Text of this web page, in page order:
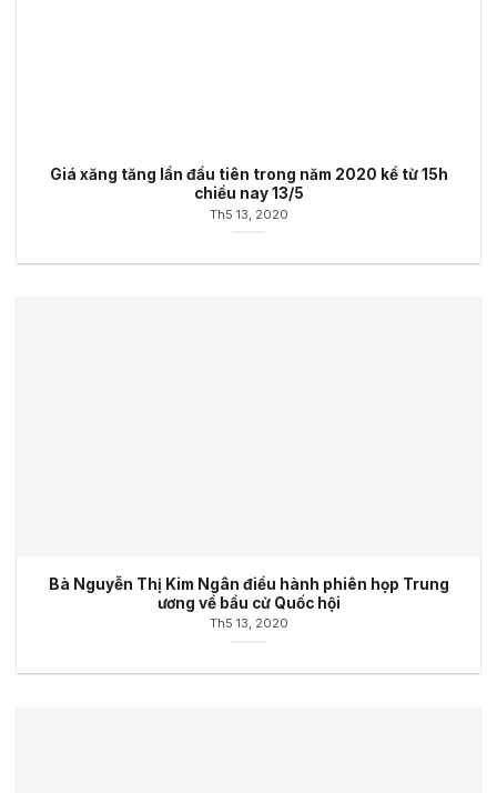
Giá xăng tăng lần đầu tiên trong năm 2020 kể từ 15h
chiều nay 13/5
Th5 13, 2020
Bà Nguyễn Thị Kim Ngân điều hành phiên họp Trung
ương về bầu cử Quốc hội
Th5 13, 2020